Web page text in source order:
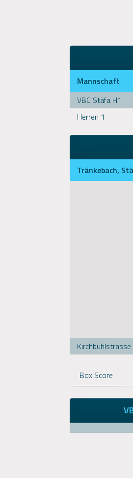
Mannschaft
VBC Stäfa H1
Herren 1
Tränkebach,
Box Score